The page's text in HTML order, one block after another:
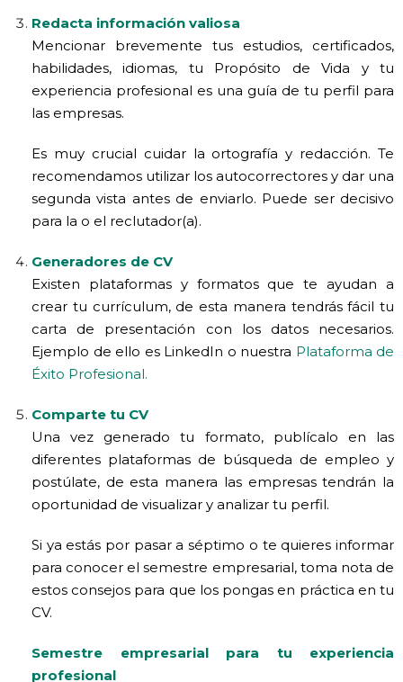
Redacta información valiosa
Mencionar brevemente tus estudios, certificados,
habilidades, idiomas, tu Propósito de Vida y tu
experiencia profesional es una guía de tu perfil para
las empresas.
Es muy crucial cuidar la ortografía y redacción. Te
recomendamos utilizar los autocorrectores y dar una
segunda vista antes de enviarlo. Puede ser decisivo
para la o el reclutador(a).
Generadores de CV
Existen plataformas y formatos que te ayudan a
crear tu currículum, de esta manera tendrás fácil tu
carta de presentación con los datos necesarios.
Ejemplo de ello es LinkedIn o nuestra Plataforma de
Éxito Profesional.
Comparte tu CV
Una vez generado tu formato, publícalo en las
diferentes plataformas de búsqueda de empleo y
postúlate, de esta manera las empresas tendrán la
oportunidad de visualizar y analizar tu perfil.
Si ya estás por pasar a séptimo o te quieres informar
para conocer el semestre empresarial, toma nota de
estos consejos para que los pongas en práctica en tu
CV.
Semestre empresarial para tu experiencia
profesional